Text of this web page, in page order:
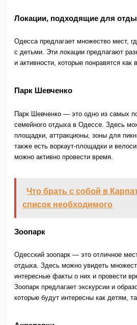
Локации, подходящие для
Одесса предлагает множество мест,
с детьми. Эти локации предлагают
и активности, которые понравятся
Парк Шевченко
Парк Шевченко — это одно из самых
семейного отдыха в Одессе. Здесь
площадки, аттракционы, зоны для
также есть воркаут-площадки и
можно активно провести время.
Что брать с собой в
список необходимого
Зоопарк
Одесский зоопарк — это отличное
отдыха. Здесь можно увидеть
интересные факты о них и провести
Зоопарк предлагает экскурсии и
которые будут интересны как детям,